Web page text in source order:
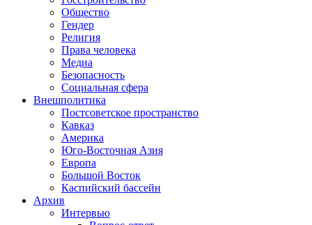
Общество
Гендер
Религия
Права человека
Медиа
Безопасность
Социальная сфера
Внешполитика
Постсоветское пространство
Кавказ
Америка
Юго-Восточная Азия
Европа
Большой Восток
Каспийский бассейн
Архив
Интервью